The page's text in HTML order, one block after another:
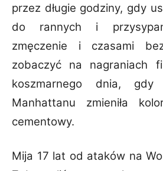
przez długie godziny, gdy
do
rannych i
zmęczenie i czasami
zobaczyć na
nagraniach
koszmarnego dnia, gdy
Manhattanu zmieniła
cementowy.
Mija 17 lat od ataków na